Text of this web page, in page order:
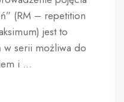
(RM – repetition
jest to
w serii możliwa do
i ...